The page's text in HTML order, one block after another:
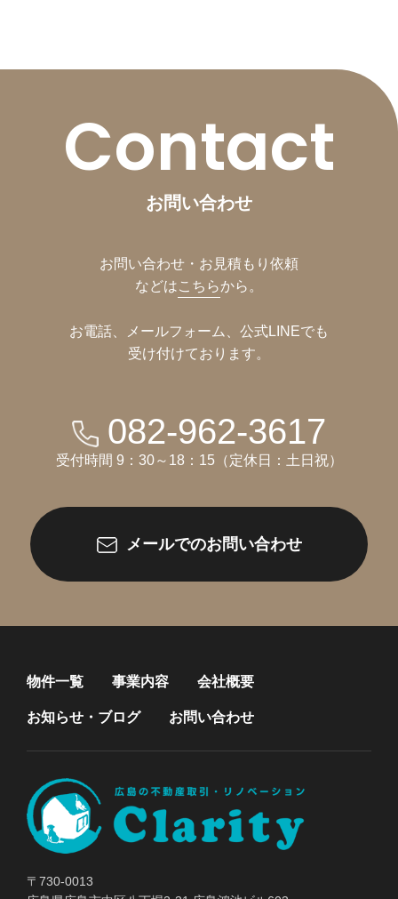
Contact
お問い合わせ
お問い合わせ・お見積もり依頼
などはこちらから。
お電話、メールフォーム、公式LINEでも
受け付けております。
082-962-3617
受付時間 9：30～18：15（定休日：土日祝）
メールでのお問い合わせ
物件一覧 事業内容 会社概要
お知らせ・ブログ お問い合わせ
〒730-0013